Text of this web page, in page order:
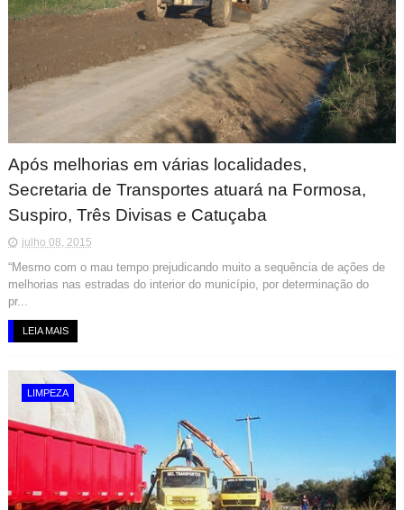
Após melhorias em várias localidades,
Secretaria de Transportes atuará na Formosa,
Suspiro, Três Divisas e Catuçaba
julho 08, 2015
“Mesmo com o mau tempo prejudicando muito a sequência de ações de
melhorias nas estradas do interior do município, por determinação do
pr...
LEIA MAIS
LIMPEZA